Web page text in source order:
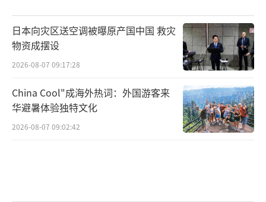
日本向灾区送空调被曝原产国中国 救灾
物资成摆设
2026-08-07 09:17:28
China Cool"成海外热词：外国游客来
华避暑体验独特文化
2026-08-07 09:02:42